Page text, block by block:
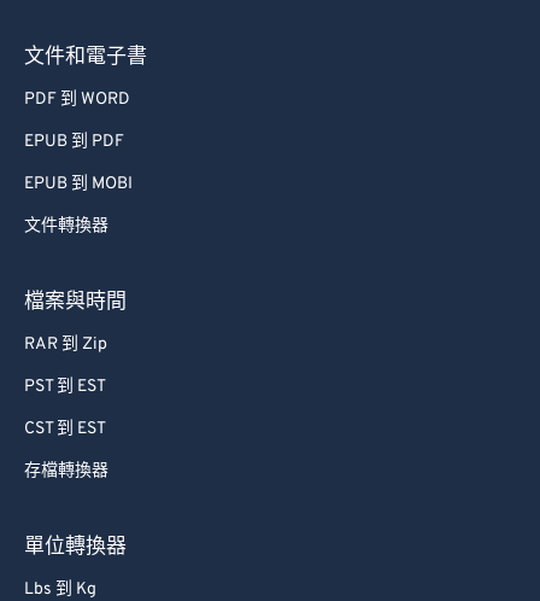
文件和電子書
PDF 到 WORD
EPUB 到 PDF
EPUB 到 MOBI
文件轉換器
檔案與時間
RAR 到 Zip
PST 到 EST
CST 到 EST
存檔轉換器
單位轉換器
Lbs 到 Kg